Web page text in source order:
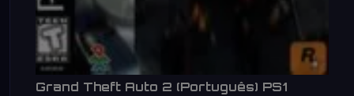
Grand Theft Auto 2 (Português) PS1